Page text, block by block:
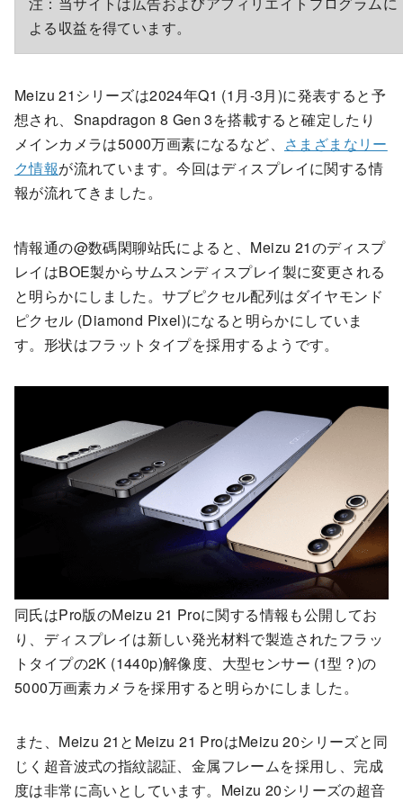
よる収益を得ています。
Meizu 21シリーズは2024年Q1 (1月-3月)に発表すると予
想され、Snapdragon 8 Gen 3を搭載すると確定したり
メインカメラは5000万画素になるなど、 さまざまなリー
ク情報が流れています。今回はディスプレイに関する情
報が流れてきました。
情報通の@数碼閑聊站氏によると、Meizu 21のディスプ
レイはBOE製からサムスンディスプレイ製に変更される
と明らかにしました。サブピクセル配列はダイヤモンド
ピクセル (Diamond Pixel)になると明らかにしていま
す。形状はフラットタイプを採用するようです。
同氏はPro版のMeizu 21 Proに関する情報も公開してお
り、ディスプレイは新しい発光材料で製造されたフラッ
トタイプの2K (1440p)解像度、大型センサー (1型？)の
5000万画素カメラを採用すると明らかにしました。
また、Meizu 21とMeizu 21 ProはMeizu 20シリーズと同
じく超音波式の指紋認証、金属フレームを採用し、完成
度は非常に高いとしています。Meizu 20シリーズの超音